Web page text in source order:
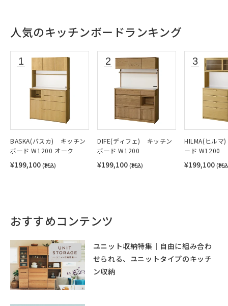
人気のキッチンボードランキング
BASKA(バスカ) キッチン
ボード W1200 オーク
¥199,100 (税込)
DIFE(ディフェ) キッチン
ボード W1200
¥199,100 (税込)
HILMA(ヒルマ
ード W1200
¥199,100 (税
おすすめコンテンツ
ユニット収納特集｜自由に組み合わ
せられる、ユニットタイプのキッチ
ン収納